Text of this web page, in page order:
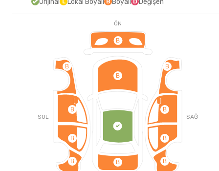
ÖN
B
SOL
B
B
B
B
B
B
B
B
B
B
SAĞ